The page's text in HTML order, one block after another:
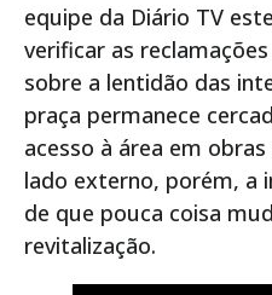
equipe da Diário TV
verificar as
sobre a lentidão das
praça permanece
acesso à área em
lado externo, porém, a
de que pouca coisa
revitalização.